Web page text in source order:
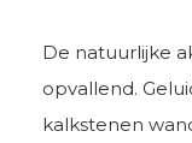
De natuurlijke
opvallend.
kalkstenen